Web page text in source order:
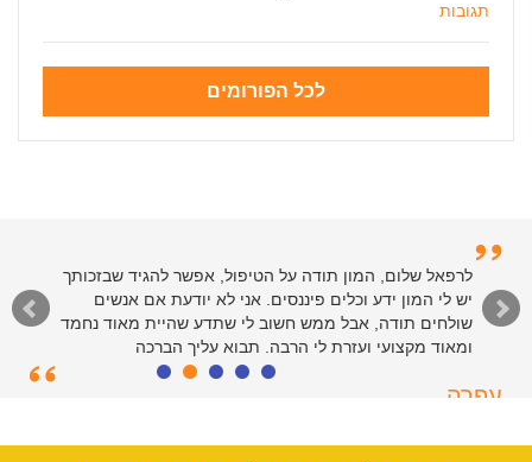
תגובות
לכל הפורומים
לרפאל שלום, המון תודה על הטיפול, אפשר להגיד שבזכותך
יש לי המון ידע וכלים פיננסים. אני לא יודעת אם אנשים
שולחים תודה, אבל ממש חשוב לי שתדע שהיית מאוד נחמד
ומאוד מקצועי ועזרת לי הרבה. תבוא עליך הברכה
עפרה